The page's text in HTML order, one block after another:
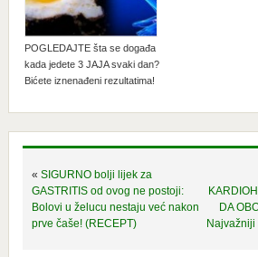
POGLEDAJTE šta se događa
kada jedete 3 JAJA svaki dan?
Bićete iznenađeni rezultatima!
« SIGURNO bolji lijek za
GASTRITIS od ovog ne postoji:
Bolovi u želucu nestaju već nakon
prve čaše! (RECEPT)
DA
Najvažniji